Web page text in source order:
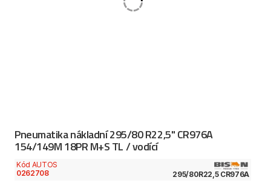
Pneumatika nákladní 295/80 R22,5" CR976A
154/149M 18PR M+S TL / vodící
Kód AUTOS
0262708
295/80R22,5 CR976A